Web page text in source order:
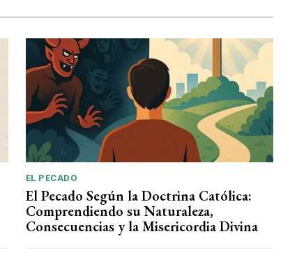
EL PECADO
El Pecado Según la Doctrina Católica:
Comprendiendo su Naturaleza,
Consecuencias y la Misericordia Divina